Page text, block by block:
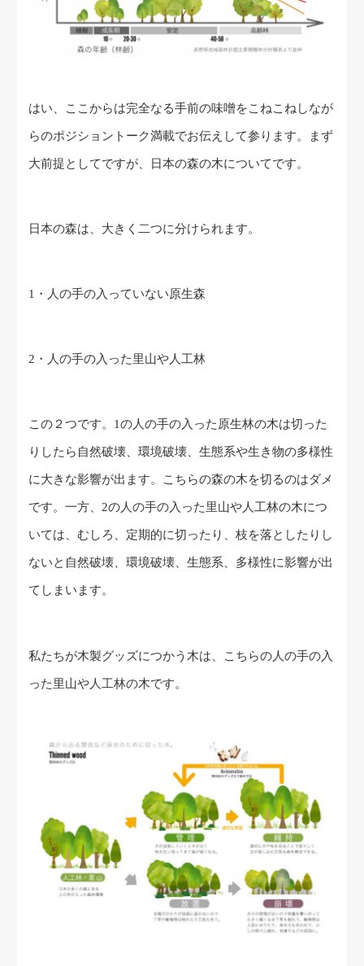
はい、ここからは完全なる手前の味噌をこねこねしなが
らのポジショントーク満載でお伝えして参ります。まず
大前提としてですが、日本の森の木についてです。
日本の森は、大きく二つに分けられます。
1・人の手の入っていない原生森
2・人の手の入った里山や人工林
この２つです。1の人の手の入った原生林の木は切った
りしたら自然破壊、環境破壊、生態系や生き物の多様性
に大きな影響が出ます。こちらの森の木を切るのはダメ
です。一方、2の人の手の入った里山や人工林の木につ
いては、むしろ、定期的に切ったり、枝を落としたりし
ないと自然破壊、環境破壊、生態系、多様性に影響が出
てしまいます。
私たちが木製グッズにつかう木は、こちらの人の手の入
った里山や人工林の木です。